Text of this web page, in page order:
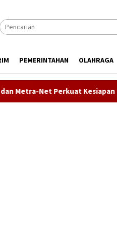
PEMERINTAHAN OLAHRAGA
SDM Hadapi Era AI